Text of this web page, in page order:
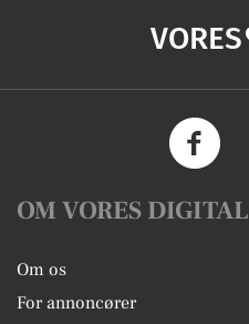
VORES
OM VORES DIGITAL
Om os
For annoncører